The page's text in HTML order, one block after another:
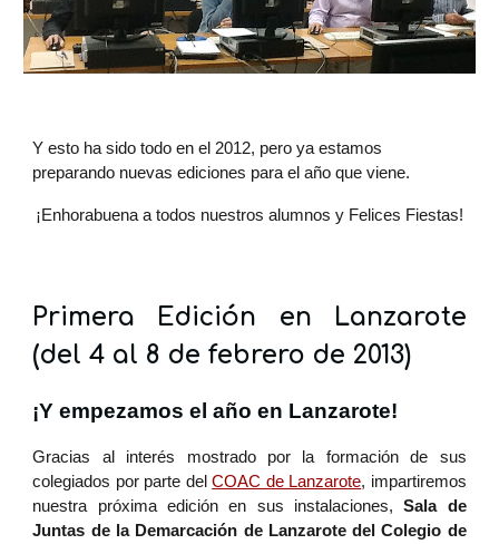
Y esto ha sido todo en el 2012, pero ya estamos
preparando nuevas ediciones para el año que viene.
¡Enhorabuena a todos nuestros alumnos y Felices Fiestas!
Primera Edición en Lanzarote
(del 4 al 8 de febrero de 2013)
¡Y empezamos el año en Lanzarote!
Gracias al interés mostrado por la formación de sus
colegiados por parte del COAC de Lanzarote, impartiremos
nuestra próxima edición en sus instalaciones,Sala de
Juntas de la Demarcación de Lanzarote del Colegio de